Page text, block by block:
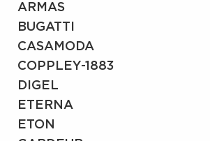
ARMAS
BUGATTI
CASAMODA
COPPLEY-1883
DIGEL
ETERNA
ETON